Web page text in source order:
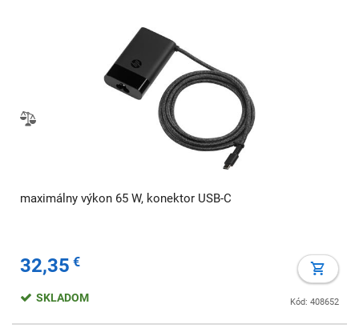
maximálny výkon 65 W, konektor USB-C
32,35 €
Kód: 408652
SKLADOM